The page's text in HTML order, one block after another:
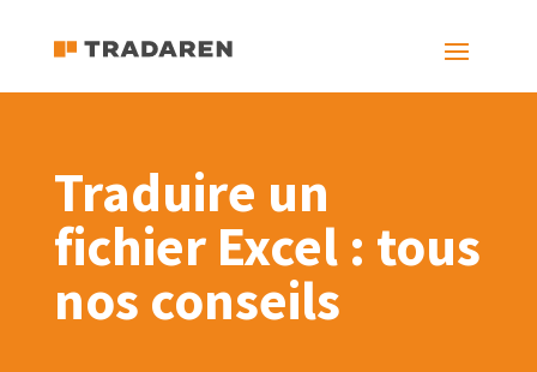
Traduire un
fichier Excel : tous
nos conseils